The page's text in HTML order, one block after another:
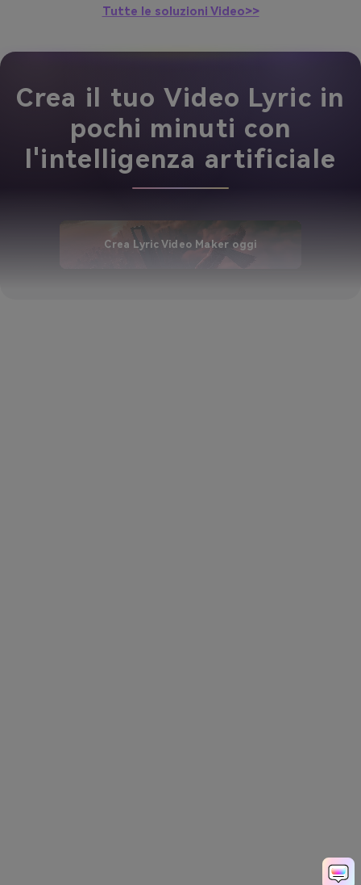
Tutte le soluzioni Video>>
Crea il tuo Video Lyric in
pochi minuti con
l'intelligenza artificiale
Crea Lyric Video Maker oggi